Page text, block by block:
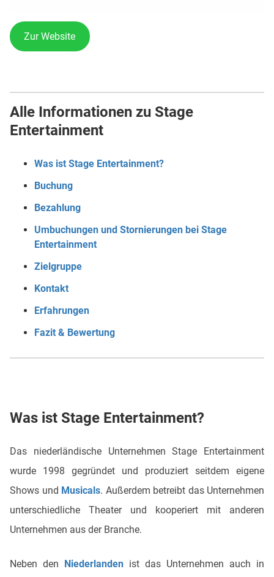
Zur Website
Alle Informationen zu Stage
Entertainment
Was ist Stage Entertainment?
Buchung
Bezahlung
Umbuchungen und Stornierungen bei Stage
Entertainment
Zielgruppe
Kontakt
Erfahrungen
Fazit & Bewertung
Was ist Stage Entertainment?
Das niederländische Unternehmen Stage Entertainment
wurde 1998 gegründet und produziert seitdem eigene
Shows und Musicals. Außerdem betreibt das Unternehmen
unterschiedliche Theater und kooperiert mit anderen
Unternehmen aus der Branche.
Neben den Niederlanden ist das Unternehmen auch in